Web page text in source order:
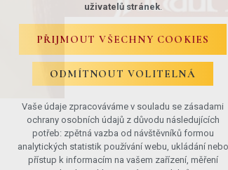
uživatelů stránek.
PŘIJMOUT VŠECHNY COOKIES
ODMÍTNOUT VOLITELNÁ
Vaše údaje zpracováváme v souladu se zásadami
ochrany osobních údajů z důvodu následujících
potřeb: zpětná vazba od návštěvníků formou
analytických statistik používání webu, ukládání nebo
přístup k informacím na vašem zařízení, měření